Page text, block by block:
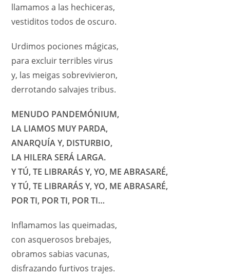
llamamos a las hechiceras,
vestiditos todos de oscuro.
Urdimos pociones mágicas,
para excluir terribles virus
y, las meigas sobrevivieron,
derrotando salvajes tribus.
MENUDO PANDEMÓNIUM,
LA LIAMOS MUY PARDA,
ANARQUÍA Y, DISTURBIO,
LA HILERA SERÁ LARGA.
Y TÚ, TE LIBRARÁS Y, YO, ME ABRASARÉ,
Y TÚ, TE LIBRARÁS Y, YO, ME ABRASARÉ,
POR TI, POR TI, POR TI…
Inflamamos las queimadas,
con asquerosos brebajes,
obramos sabias vacunas,
disfrazando furtivos trajes.